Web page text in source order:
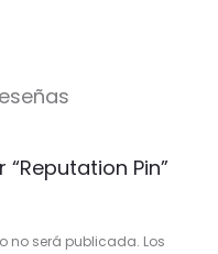
“Reputation Pin”
no será publicada. Los